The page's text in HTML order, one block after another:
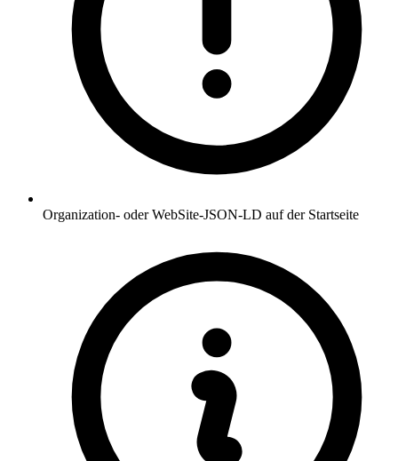
Organization- oder WebSite-JSON-LD auf der Startseite